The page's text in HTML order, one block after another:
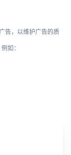
告，以维护广告的质
如：